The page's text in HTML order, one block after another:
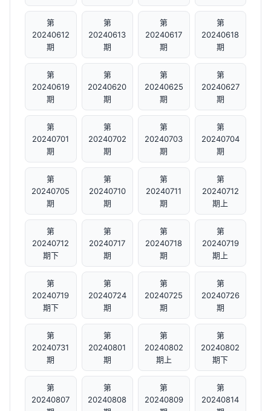
第
20240612
期
第
20240613
期
第
20240617
期
第
20240618
期
第
20240619
期
第
20240620
期
第
20240625
期
第
20240627
期
第
20240701
期
第
20240702
期
第
20240703
期
第
20240704
期
第
20240705
期
第
20240710
期
第
20240711
期
第
20240712
期上
第
20240712
期下
第
20240717
期
第
20240718
期
第
20240719
期上
第
20240719
期下
第
20240724
期
第
20240725
期
第
20240726
期
第
20240731
期
第
20240801
期
第
20240802
期上
第
20240802
期下
第
20240807
第
20240808
第
20240809
第
20240814